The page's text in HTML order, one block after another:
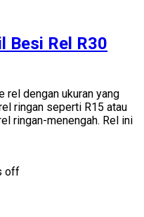
Besi Rel R30
rel dengan ukuran yang
ringan seperti R15 atau
ringan-menengah. Rel ini
off